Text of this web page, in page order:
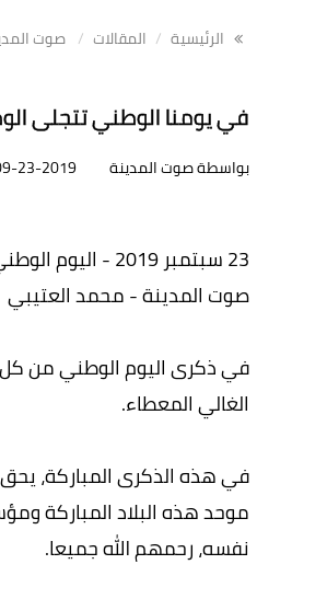
الرئيسية المقالات صوت
في يومنا الوطني تتجلى
بواسطة صوت المدينة 09-23-2019 12:28
23 سبتمبر 2019 - اليوم الوطني 89
صوت المدينة - محمد العتيبي
في ذكرى اليوم الوطني من كل
الغالي المعطاء.
في هذه الذكرى المباركة، يحق
موحد هذه البلاد المباركة
نفسه، رحمهم الله جميعا.